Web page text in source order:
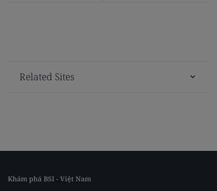
Related Sites
Khám phá BSI - Việt Nam